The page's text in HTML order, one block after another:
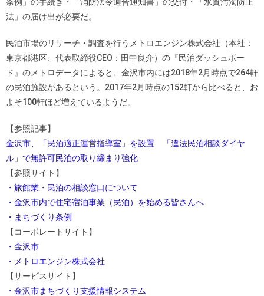
法」の届け出が必要だ。
民泊市場のリサーチ・調査を行うメトロエンジン株式会社（本社：
東京都港区、代表取締役CEO：田中良介）の『民泊ダッシュボー
ド』のメトロデータによると、金沢市内には2018年2月時点で264軒
の民泊施設があるという。2017年2月時点の152軒から比べると、お
よそ100軒ほど増えているようだ。
【参照記事】
金沢市、「民泊適正運営指導室」を設置 「違法民泊相談ダイヤ
ル」で無許可民泊の取り締まり強化
【参照サイト】
・旅館業・民泊の相談窓口について
・金沢市内で住宅宿泊事業（民泊）を始める皆さんへ
・まちづくり条例
【コーポレートサイト】
・金沢市
・メトロエンジン株式会社
【サービスサイト】
・金沢市まちづくり支援情報システム